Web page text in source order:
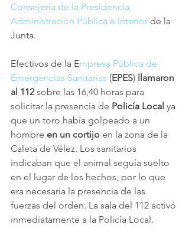
Consejería de la Presidencia,
Administración Pública e Interior de la
Junta.
Efectivos de la Empresa Pública de
Emergencias Sanitarias (EPES) llamaron
al 112 sobre las 16,40 horas para
solicitar la presencia de Policía Local ya
que un toro había golpeado a un
hombre en un cortijo en la zona de la
Caleta de Vélez. Los sanitarios
indicaban que el animal seguía suelto
en el lugar de los hechos, por lo que
era necesaria la presencia de las
fuerzas del orden. La sala del 112 activó
inmediatamente a la Policía Local.